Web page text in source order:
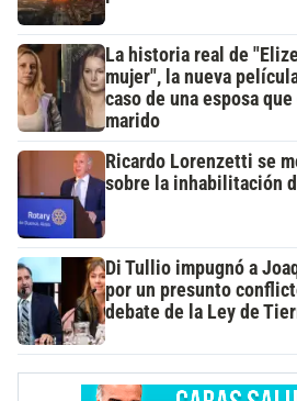
La historia real de
mujer", la nueva
caso de una esposa
marido
Ricardo Lorenzetti se
sobre la inhabilitación
Di Tullio impugnó a
por un presunto
debate de la Ley de